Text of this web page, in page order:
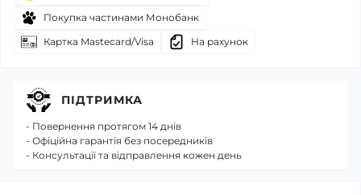
Покупка частинами Монобанк
Картка Mastecard/Visa
На рахунок
ПІДТРИМКА
- Повернення протягом 14 днів
- Офіційна гарантія без посередників
- Консультації та відправлення кожен день